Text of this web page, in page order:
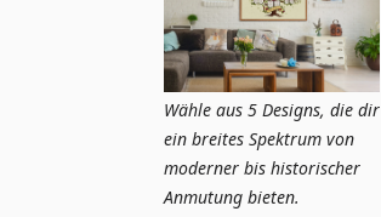
Wähle aus 5 Designs, die dir
ein breites Spektrum von
moderner bis historischer
Anmutung bieten.